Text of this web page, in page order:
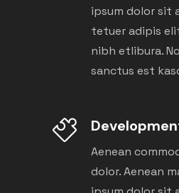
ipsum dolor sit
tetuer adipis
nibh etlibura.
sanctus est
Aenean
dolor. Aenean